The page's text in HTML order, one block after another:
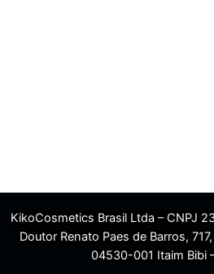
KikoCosmetics Brasil Ltda – CNPJ
Doutor Renato Paes de Barros,
04530-001 Itaim Bibi